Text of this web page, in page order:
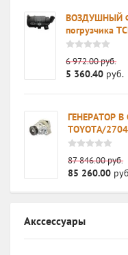
ВОЗДУШНЫЙ
погрузчика
6 972.00руб.
5 360.40 руб.
ГЕНЕРАТОР В
TOYOTA/
87 846.00руб.
85 260.00
Акссессуары